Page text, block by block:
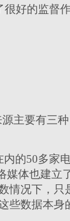
好的监督
主要有三
的50多家
体也建立
情况下，
些数据本身